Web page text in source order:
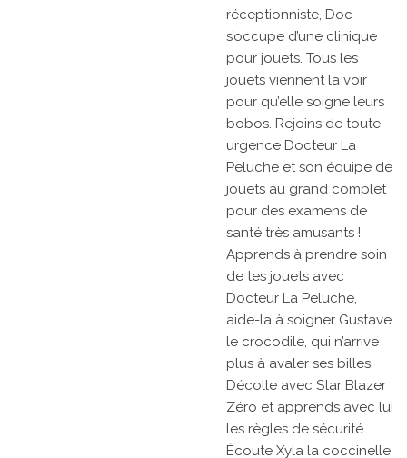
réceptionniste, Doc
s’occupe d’une clinique
pour jouets. Tous les
jouets viennent la voir
pour qu’elle soigne leurs
bobos. Rejoins de toute
urgence Docteur La
Peluche et son équipe de
jouets au grand complet
pour des examens de
santé très amusants !
Apprends à prendre soin
de tes jouets avec
Docteur La Peluche,
aide-la à soigner Gustave
le crocodile, qui n’arrive
plus à avaler ses billes.
Décolle avec Star Blazer
Zéro et apprends avec lui
les règles de sécurité.
Écoute Xyla la coccinelle